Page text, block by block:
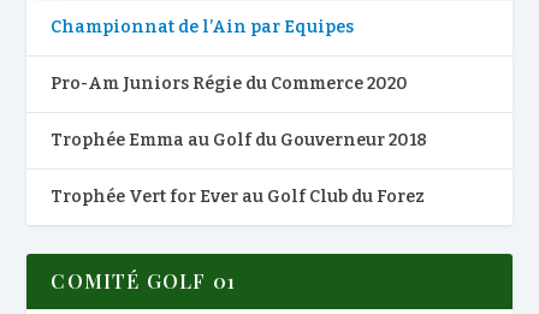
Championnat de l’Ain par Equipes
Pro-Am Juniors Régie du Commerce 2020
Trophée Emma au Golf du Gouverneur 2018
Trophée Vert for Ever au Golf Club du Forez
COMITÉ GOLF 01